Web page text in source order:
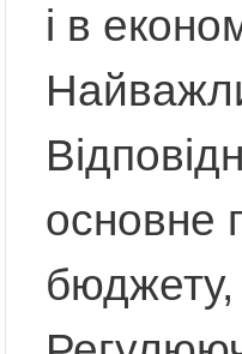
і в
основне
бюджету,